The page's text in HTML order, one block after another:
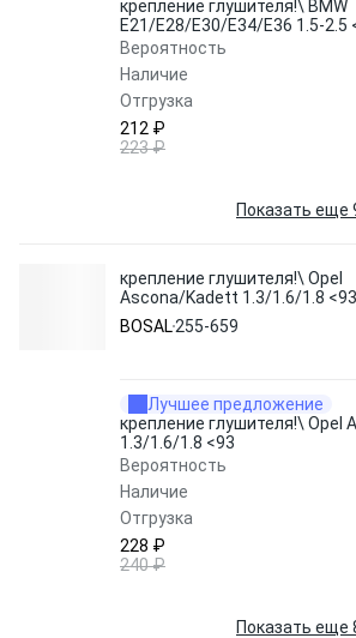
крепление глушителя!\ BMW
E21/E28/E30/E34/E36 1.5-2.5
Вероятность
Наличие
Отгрузка
212 ₽
223 ₽
Показать еще
крепление глушителя!\ Opel
Ascona/Kadett 1.3/1.6/1.8
BOSAL
BOSAL255-659
Лучшее предложение
крепление глушителя!\ Opel
1.3/1.6/1.8 <93
Вероятность
Наличие
Отгрузка
228 ₽
240 ₽
Показать еще